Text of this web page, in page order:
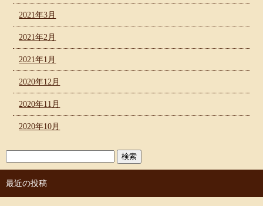
2021年3月
2021年2月
2021年1月
2020年12月
2020年11月
2020年10月
最近の投稿